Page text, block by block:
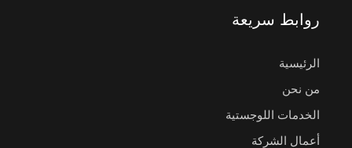
روابط سريعة
الرئيسية
من نحن
الخدمات اللوجستية
أعمال الشركة